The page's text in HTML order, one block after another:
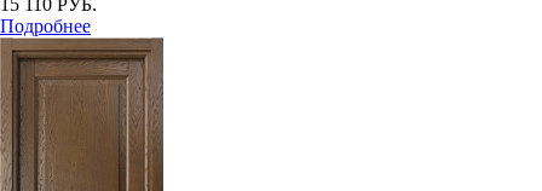
Подробнее